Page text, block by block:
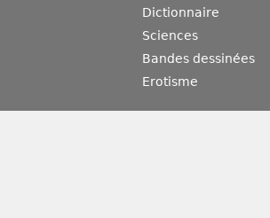
Dictionnaire
Sciences
Bandes dessinées
Erotisme